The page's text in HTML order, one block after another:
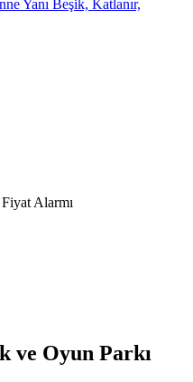
Fiyat Alarmı
ve Oyun Parkı